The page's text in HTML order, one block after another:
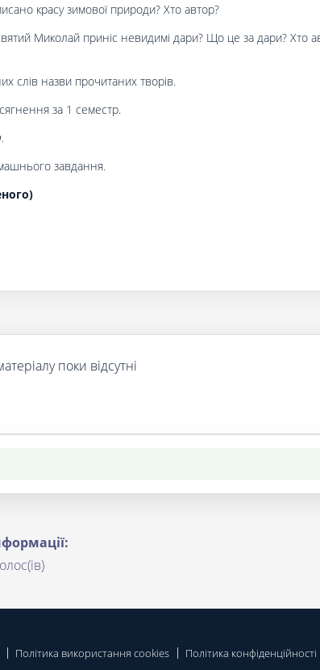
красу зимової природи? Хто автор?
Миколай приніс невидимі дари? Що це за дари? Хто
слів назви прочитаних творів.
за 1 семестр.
завдання.
поки відсутні
Політика використання cookies Політика конфіденційності